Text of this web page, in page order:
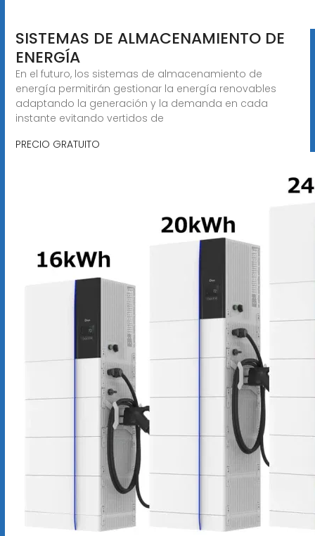
SISTEMAS DE ALMACENAMIENTO DE
ENERGÍA
En el futuro, los sistemas de almacenamiento de
energía permitirán gestionar la energía renovables
adaptando la generación y la demanda en cada
instante evitando vertidos de
PRECIO GRATUITO